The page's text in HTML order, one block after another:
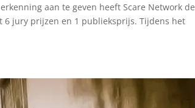
aan te geven heeft Scare Network de
6 jury prijzen en 1 publieksprijs. Tijdens het